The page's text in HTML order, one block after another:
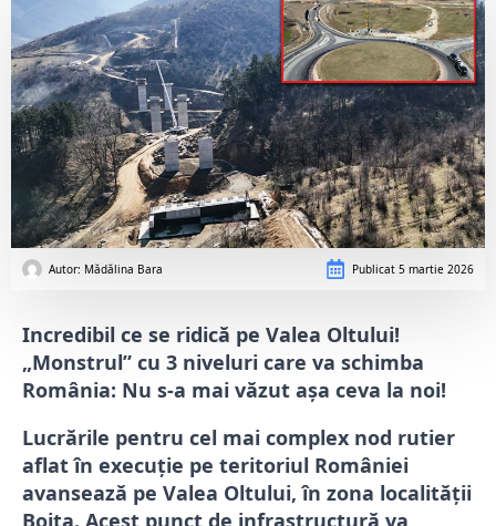
Autor: Mădălina Bara Publicat 5 martie 2026
Incredibil ce se ridică pe Valea Oltului!
„Monstrul” cu 3 niveluri care va schimba
România: Nu s-a mai văzut așa ceva la noi!
Lucrările pentru cel mai complex nod rutier
aflat în execuție pe teritoriul României
avansează pe Valea Oltului, în zona localității
Boița. Acest punct de infrastructură va